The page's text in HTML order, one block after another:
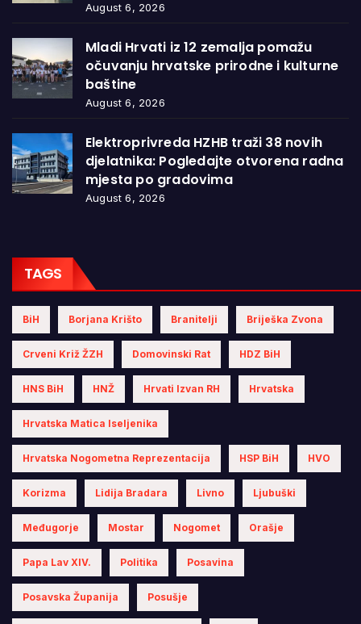
August 6, 2026
Mladi Hrvati iz 12 zemalja pomažu
očuvanju hrvatske prirodne i kulturne
baštine
August 6, 2026
Elektroprivreda HZHB traži 38 novih
djelatnika: Pogledajte otvorena radna
mjesta po gradovima
August 6, 2026
TAGS
BiH Borjana Krišto Branitelji Briješka Zvona
Crveni Križ ŽZH Domovinski Rat HDZ BiH
HNS BiH HNŽ Hrvati Izvan RH Hrvatska
Hrvatska Matica Iseljenika
Hrvatska Nogometna Reprezentacija HSP BiH HVO
Korizma Lidija Bradara Livno Ljubuški
Međugorje Mostar Nogomet Orašje
Papa Lav XIV. Politika Posavina
Posavska Županija Posušje